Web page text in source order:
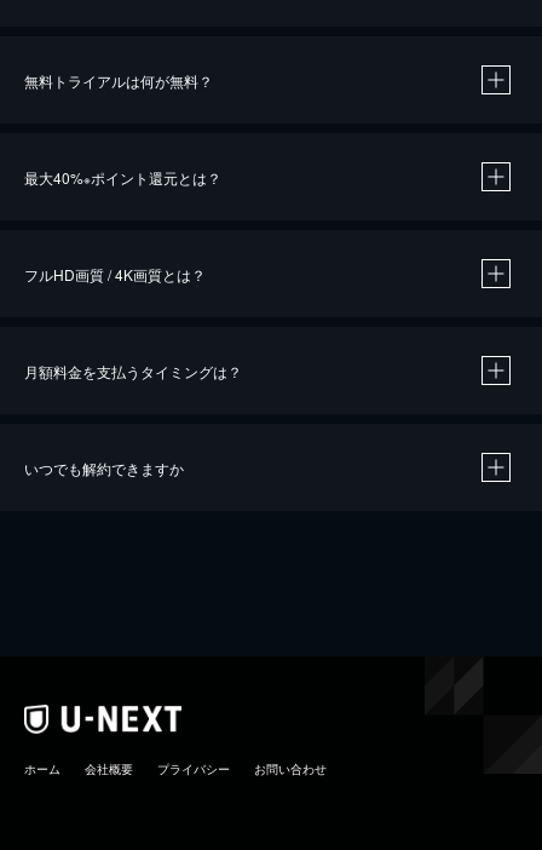
無料トライアルは何が無料？
最大40%※ポイント還元とは？
※40％ポイント還元の対象は、クレジットカード決済による作品の購入 / レンタルです。
フルHD画質 / 4K画質とは？
月額料金を支払うタイミングは？
いつでも解約できますか
ホーム 会社概要 プライバシー お問い合わせ